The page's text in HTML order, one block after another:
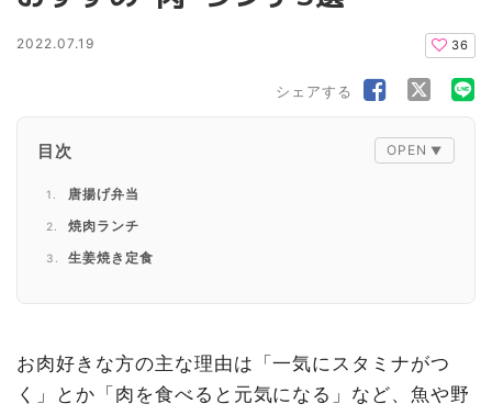
2022.07.19 36
シェアする
目次
唐揚げ弁当
焼肉ランチ
生姜焼き定食
お肉好きな方の主な理由は「一気にスタミナがつ
く」とか「肉を食べると元気になる」など、魚や野